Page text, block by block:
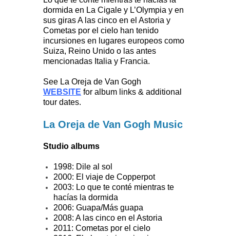
dormida en La Cigale y L’Olympia y en
sus giras A las cinco en el Astoria y
Cometas por el cielo han tenido
incursiones en lugares europeos como
Suiza, Reino Unido o las antes
mencionadas Italia y Francia.
See La Oreja de Van Gogh
WEBSITE for album links & additional
tour dates.
La Oreja de Van Gogh Music
Studio albums
1998: Dile al sol
2000: El viaje de Copperpot
2003: Lo que te conté mientras te
hacías la dormida
2006: Guapa/Más guapa
2008: A las cinco en el Astoria
2011: Cometas por el cielo